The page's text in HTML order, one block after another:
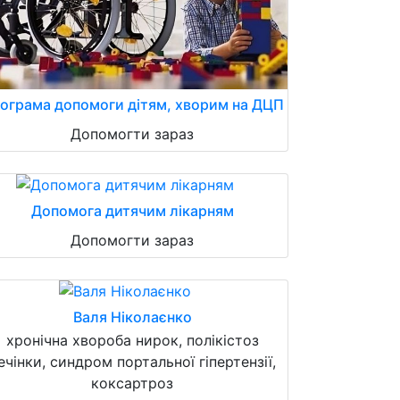
допомоги дітям, хворим на ДЦП
Допомогти зараз
Допомога дитячим лікарням
Допомогти зараз
Валя Ніколаєнко
хронічна хвороба нирок, полікістоз
синдром портальної гіпертензії,
коксартроз